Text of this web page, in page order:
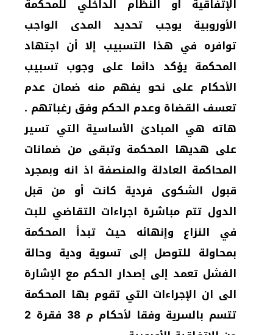
الإتفاقية او النظام الداخلي للمحكمة
الأوروبية يوجب تحديد المدى الواجب
توافره في هذا التسبيب إلا أن اجتهاد
المحكمة يؤكد دائما على وجوب تسبيب
الأحكام على نحو يفهم منه ضمان عدم
تعسف القضاة وعدم الحكم وفق رغباتهم .
هاته هي المبادئ الأساسية التي تسير
على هديها المحكمة وتبقى من ضمانات
المحاكمة العادلة والمنصفة اذ انه وبمجرد
قبول الشكوى فردية كانت أو من قبل
الدول تتم مباشرة اجراءات التقاضي للبت
في النزاع وإنهائه حيث تبدأ المحكمة
بمحاولة للتوصل إلى تسوية ودية وحالة
الفشل تعمد إلى إصدار الحكم مع الإشارة
الى ان الإجراءات التي تقوم بها المحكمة
تتسم بالسرية وفقا لأحكام م 38 فقرة 2